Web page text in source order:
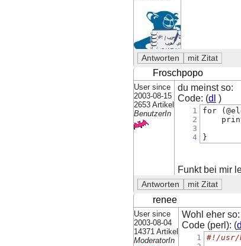
Froschpopo
User since
2003-08-15
2653 Artikel
BenutzerIn
du meinst so:
Code: (dl )
1
2
3
4
for
}
Funkt bei mir
renee
User since
2003-08-04
14371 Artikel
ModeratorIn
Wohl eher so:
Code (perl): (dl
1
#!/usr/